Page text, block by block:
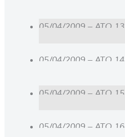
05/04/2009 – ATO 13
05/04/2009 – ATO 14
05/04/2009 – ATO 15
05/04/2009 – ATO 16